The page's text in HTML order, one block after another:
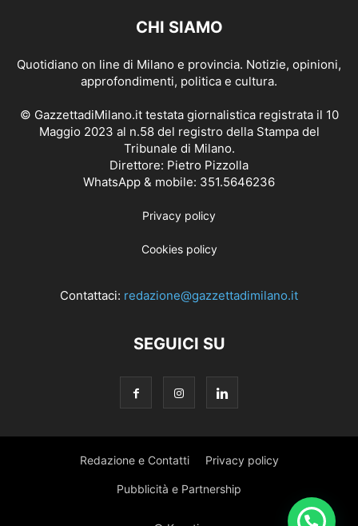
CHI SIAMO
Quotidiano on line di Milano e provincia. Notizie, opinioni,
approfondimenti, politica e cultura.
© GazzettadiMilano.it testata giornalistica registrata il 10
Maggio 2023 al n.58 del registro della Stampa del
Tribunale di Milano.
Direttore: Pietro Pizzolla
WhatsApp & mobile: 351.5646236
Privacy policy
Cookies policy
Contattaci: redazione@gazzettadimilano.it
SEGUICI SU
Redazione e Contatti Privacy policy
Pubblicità e Partnership